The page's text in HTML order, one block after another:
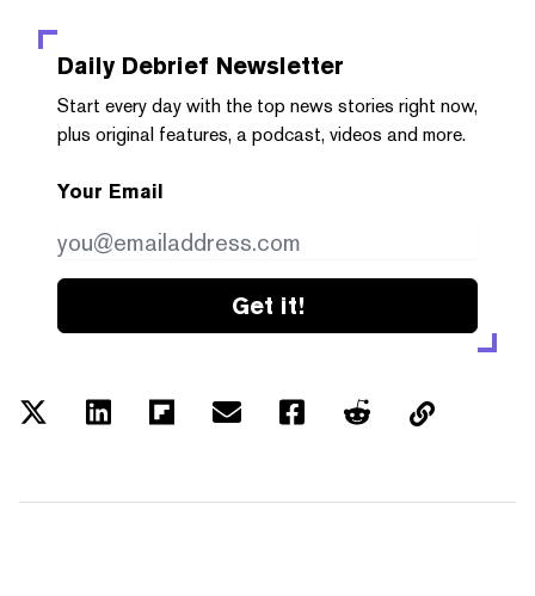
Daily Debrief Newsletter
Start every day with the top news stories right now,
plus original features, a podcast, videos and more.
Your Email
Get it!